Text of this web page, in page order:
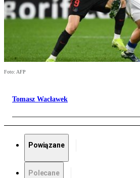
Foto: AFP
Tomasz Wacławek
Powiązane
Polecane